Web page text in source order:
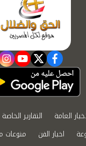
facebook
twitter
العامة التقارير الخاصة
اخبار الفن
منوعات